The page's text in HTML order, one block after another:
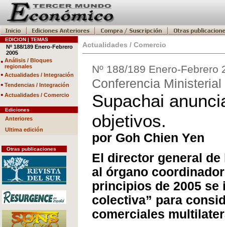
EDICION | TEMAS
Nº 188/189 Enero-Febrero
2005
• Análisis / Bloques
regionales
• Actualidades / Integración
• Tendencias / Integración
• Actualidades / Comercio
Ediciones
Anteriores
Ultima edición
Otras publicaciones
Actualidades / Comercio
Nº 188/189 Enero-Febrero
Conferencia
Supachai
objetivos.
por Goh Chien Yen
El director general
al órgano
principios de 2005
colectiva” para
comerciales